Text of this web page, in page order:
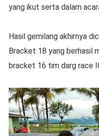
yang ikut serta dalam
Hasil gemilang akhirnya
Bracket 18 yang berhasil
bracket 16 tim darg race